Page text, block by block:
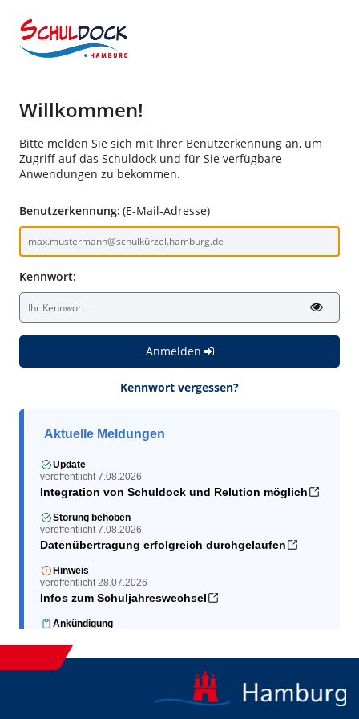
Willkommen!
Bitte melden Sie sich mit Ihrer Benutzerkennung an, um
Zugriff auf das Schuldock und für Sie verfügbare
Anwendungen zu bekommen.
Benutzerkennung: (E-Mail-Adresse)
Kennwort:
Anmelden
Kennwort vergessen?